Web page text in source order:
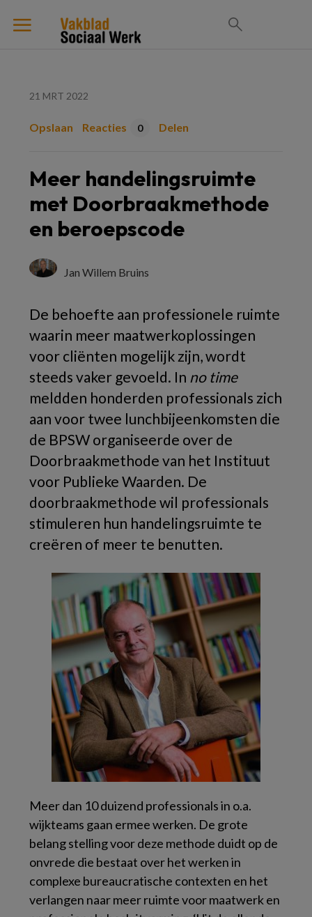
21 MRT 2022
Opslaan Reacties 0 Delen
Meer handelingsruimte
met Doorbraakmethode
en beroepscode
Jan Willem Bruins
De behoefte aan professionele ruimte
waarin meer maatwerkoplossingen
voor cliënten mogelijk zijn, wordt
steeds vaker gevoeld. In no time
meldden honderden professionals zich
aan voor twee lunchbijeenkomsten die
de BPSW organiseerde over de
Doorbraakmethode van het Instituut
voor Publieke Waarden. De
doorbraakmethode wil professionals
stimuleren hun handelingsruimte te
creëren of meer te benutten.
Meer dan 10 duizend professionals in o.a.
wijkteams gaan ermee werken. De grote
belang stelling voor deze methode duidt op de
onvrede die bestaat over het werken in
complexe bureaucratische contexten en het
verlangen naar meer ruimte voor maatwerk en